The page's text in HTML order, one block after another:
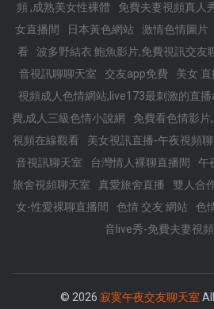
頻 ,成熟美女性裸體
免費夫妻視頻真人
女直播間
日本黃色網站 激情色情圖片
看
波多野結衣 鮑魚影片,免費視訊交友
音視訊聊聊天室
交友app免費 美女
視頻成人色情網站,live173最刺激的直播
費,成人三級色情小說網
免費看色情影
視頻在線觀看
美女視訊直播-午夜視頻
音視訊聊天室
台灣情人裸聊直播間 午
旅舍視頻聊天室
真愛旅舍直播 雙人合
女-性愛裸聊直播間
色情 交友 網站 色
音live秀-免費夫妻視
© 2026 寂寞午夜交友聊天室